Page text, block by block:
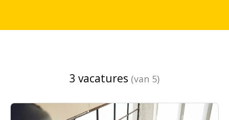
3 vacatures (van 5)